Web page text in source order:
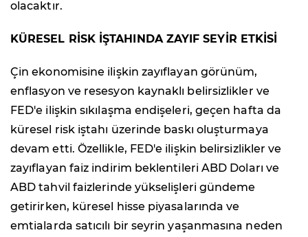
olacaktır.
KÜRESEL RİSK İŞTAHINDA ZAYIF SEYİR ETKİSİ
Çin ekonomisine ilişkin zayıflayan görünüm,
enflasyon ve resesyon kaynaklı belirsizlikler ve
FED'e ilişkin sıkılaşma endişeleri, geçen hafta da
küresel risk iştahı üzerinde baskı oluşturmaya
devam etti. Özellikle, FED'e ilişkin belirsizlikler ve
zayıflayan faiz indirim beklentileri ABD Doları ve
ABD tahvil faizlerinde yükselişleri gündeme
getirirken, küresel hisse piyasalarında ve
emtialarda satıcılı bir seyrin yaşanmasına neden